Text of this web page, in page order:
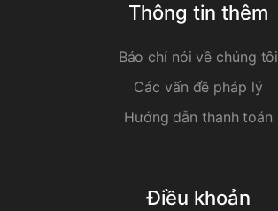
Thông tin thêm
Báo chí nói về chúng tôi
Các vấn đề pháp lý
Hướng dẫn thanh toán
Điều khoản